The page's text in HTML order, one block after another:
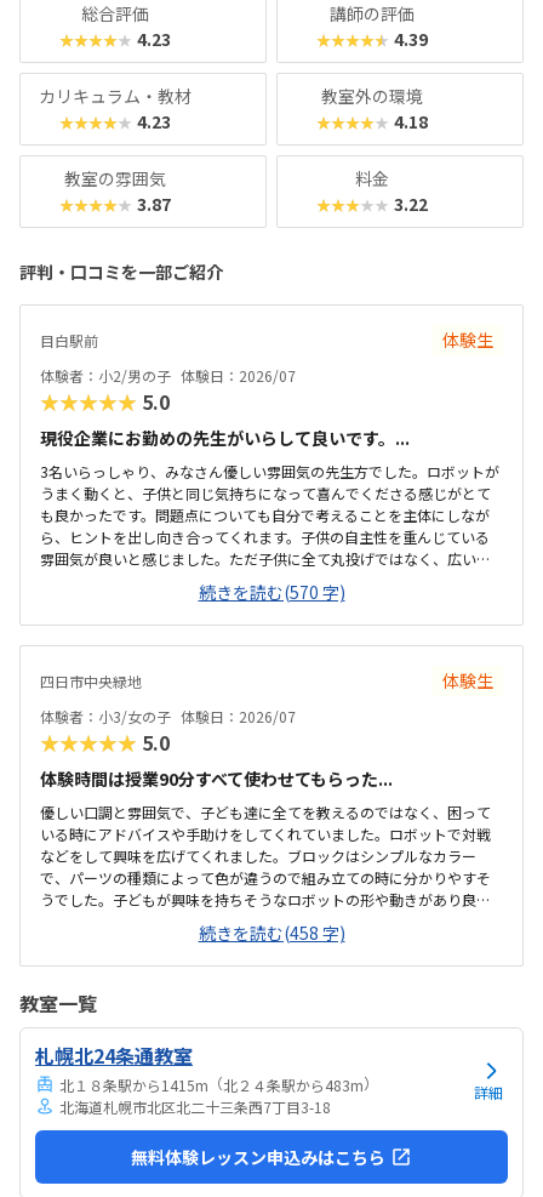
総合評価
★★★★★ 4.23
講師の評価
★★★★★ 4.39
カリキュラム・教材
★★★★★ 4.23
教室外の環境
★★★★★ 4.18
教室の雰囲気
★★★★★ 3.87
料金
★★★★★ 3.22
評判・口コミを一部ご紹介
目白駅前 体験生
体験者：小2/男の子 体験日：2026/07
★★★★★ 5.0
現役企業にお勤めの先生がいらして良いです。...
3名いらっしゃり、みなさん優しい雰囲気の先生方でした。ロボットが
うまく動くと、子供と同じ気持ちになって喜んでくださる感じがとて
も良かったです。問題点についても自分で考えることを主体にしなが
ら、ヒントを出し向き合ってくれます。子供の自主性を重んじている
雰囲気が良いと感じました。ただ子供に全て丸投げではなく、広い机
の上に「教科書とキットをどこに置いたらやりやすいかな？」と声を
かけてくださり、そこから自分で考えていました。ロボット作りもヒ
ントをいただきながら、自分で教科書を読んで作り上げていました。
駅近くですが、静かな環境です。急な坂道があるので、暑い夏など、重
できました。入室したら必ず手を洗うルールも良いです。教室にある
教科書などもきちんと整理整頓されています。キット代が兄弟割引で
半額になりました。入会金も無料に。欲を言えば、...
続きを読む(570 字)
四日市中央緑地 体験生
体験者：小3/女の子 体験日：2026/07
★★★★★ 5.0
体験時間は授業90分すべて使わせてもらった...
優しい口調と雰囲気で、子ども達に全てを教えるのではなく、困って
いる時にアドバイスや手助けをしてくれていました。ロボットで対戦
などをして興味を広げてくれました。ブロックはシンプルなカラー
で、パーツの種類によって色が違うので組み立ての時に分かりやすそ
うでした。子どもが興味を持ちそうなロボットの形や動きがあり良か
ったです。駐車場は停めやすく、分かりやすい場所にあるので助かり
ます。近くに別の施設もあるので、習ってない兄弟が過ごしやすいと
思いました。教室はシンプルで余計なものが置いてないので集中でき
したりできるのは助かります。料金は今の物価で考えれば高いとは思
いませんが、子どもの成長具合で判断すると思います。子どもが自発
的にどんどん作り進めていったのには正直驚きました。最初からたく
さんあれこれ説明されずブロックを触らせてもらったの...
続きを読む(458 字)
教室一覧
札幌北24条通教室
北１８条駅から1415m （北２４条駅から483m）
北海道札幌市北区北二十三条西7丁目3-18
詳細
無料体験レッスン申込みはこちら